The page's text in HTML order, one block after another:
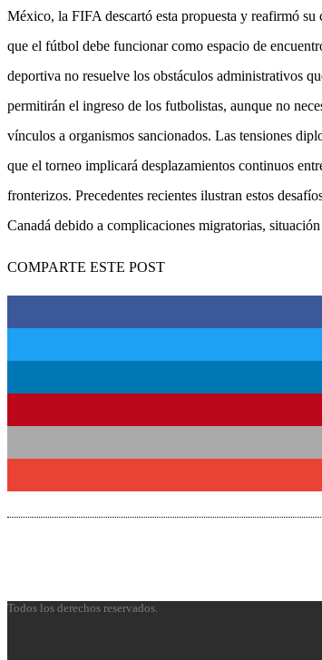
México, la FIFA descartó esta propuesta y reafirmó
que el fútbol debe funcionar como espacio de
deportiva no resuelve los obstáculos administrativos
permitirán el ingreso de los futbolistas, aunque no
vínculos a organismos sancionados. Las tensiones
que el torneo implicará desplazamientos continuos
fronterizos. Precedentes recientes ilustran estos
Canadá debido a complicaciones migratorias,
COMPARTE ESTE POST
Todos los derechos reservados.